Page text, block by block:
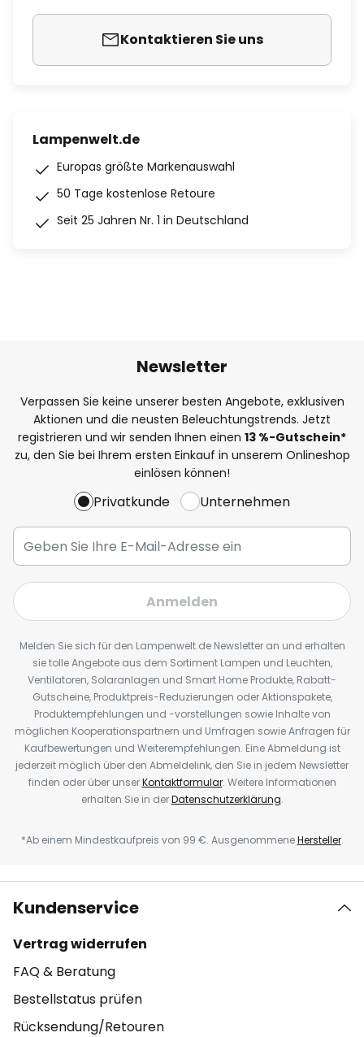
Kontaktieren Sie uns
Lampenwelt.de
Europas größte Markenauswahl
50 Tage kostenlose Retoure
Seit 25 Jahren Nr. 1 in Deutschland
Newsletter
Verpassen Sie keine unserer besten Angebote, exklusiven
Aktionen und die neusten Beleuchtungstrends. Jetzt
registrieren und wir senden Ihnen einen 13 %-Gutschein*
zu, den Sie bei Ihrem ersten Einkauf in unserem Onlineshop
einlösen können!
Privatkunde Unternehmen
Anmelden
Melden Sie sich für den Lampenwelt.de Newsletter an und erhalten
sie tolle Angebote aus dem Sortiment Lampen und Leuchten,
Ventilatoren, Solaranlagen und Smart Home Produkte, Rabatt-
Gutscheine, Produktpreis-Reduzierungen oder Aktionspakete,
Produktempfehlungen und -vorstellungen sowie Inhalte von
möglichen Kooperationspartnern und Umfragen sowie Anfragen für
Kaufbewertungen und Weiterempfehlungen. Eine Abmeldung ist
jederzeit möglich über den Abmeldelink, den Sie in jedem Newsletter
finden oder über unserKontaktformular. Weitere Informationen
erhalten Sie in derDatenschutzerklärung.
*Ab einem Mindestkaufpreis von 99 €. AusgenommeneHersteller.
Kundenservice
Vertrag widerrufen
FAQ & Beratung
Bestellstatus prüfen
Rücksendung/Retouren